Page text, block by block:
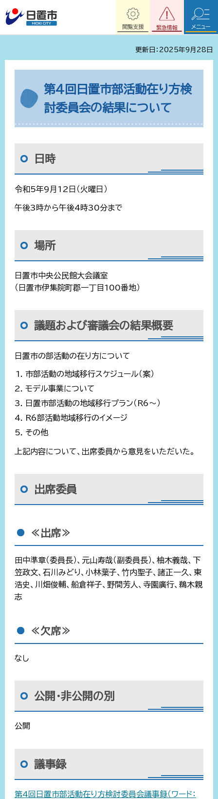
緊急情報
閲覧支援 メニュー
更新日：2025年9月28日
第4回日置市部活動在り方検
討委員会の結果について
日時
令和5年9月12日（火曜日）
午後3時から午後4時30分まで
場所
日置市中央公民館大会議室
（日置市伊集院町郡一丁目100番地）
議題および審議会の結果概要
日置市の部活動の在り方について
市部活動の地域移行スケジュール（案）
モデル事業について
日置市部活動の地域移行プラン（R6～）
R6部活動地域移行のイメージ
その他
上記内容について、出席委員から意見をいただいた。
出席委員
≪出席≫
田中準章（委員長）、元山寿哉（副委員長）、柚木義哉、下
笠政文、石川みどり、小林葉子、竹内聖子、諸正一久、東
浩史、川畑俊輔、船倉祥子、野間芳人、寺園廣行、鵜木親
志
≪欠席≫
なし
公開・非公開の別
公開
議事録
第4回日置市部活動在り方検討委員会議事録（ワード：